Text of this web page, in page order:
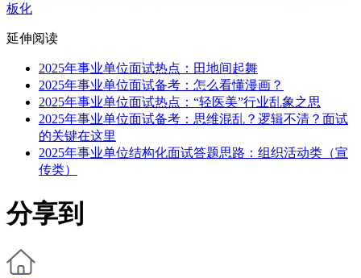
板化
延伸阅读
2025年事业单位面试热点：田地间起舞
2025年事业单位面试备考：怎么看懂漫画？
2025年事业单位面试热点：“轻医美”行业乱象之思
2025年事业单位面试备考：思维混乱？逻辑不清？面试
的关键在这里
2025年事业单位结构化面试答题思路：组织活动类（宣
传类）
分享到